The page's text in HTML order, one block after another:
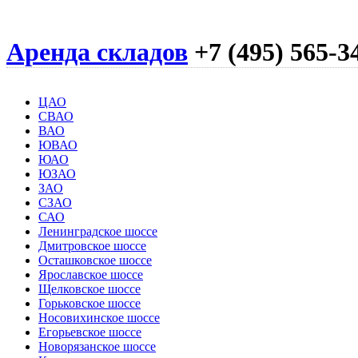
Аренда складов +7 (495) 565-
ЦАО
СВАО
ВАО
ЮВАО
ЮАО
ЮЗАО
ЗАО
СЗАО
САО
Ленинградское шоссе
Дмитровское шоссе
Осташковское шоссе
Ярославское шоссе
Щелковское шоссе
Горьковское шоссе
Носовихинское шоссе
Егорьевское шоссе
Новорязанское шоссе